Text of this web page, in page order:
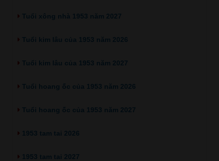
Tuổi xông nhà 1953 năm 2027
Tuổi kim lâu của 1953 năm 2026
Tuổi kim lâu của 1953 năm 2027
Tuổi hoang ốc của 1953 năm 2026
Tuổi hoang ốc của 1953 năm 2027
1953 tam tai 2026
1953 tam tai 2027